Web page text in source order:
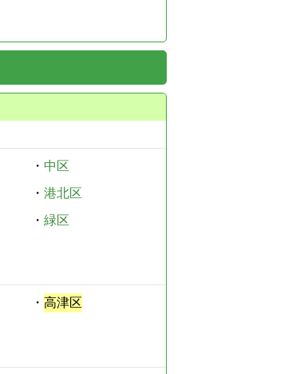
・ 中区
・ 港北区
・ 緑区
・ 高津区